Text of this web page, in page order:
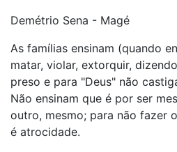
Demétrio Sena - Magé
As famílias ensinam (quando
matar, violar, extorquir,
preso e para "Deus" não
Não ensinam que é por ser
outro, mesmo; para não fazer
é atrocidade.